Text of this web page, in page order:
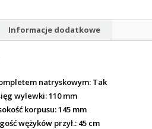
Informacje dodatkowe
natryskowym: Tak
wylewki:110 mm
korpusu:145 mm
wężyków przył.: 45 cm